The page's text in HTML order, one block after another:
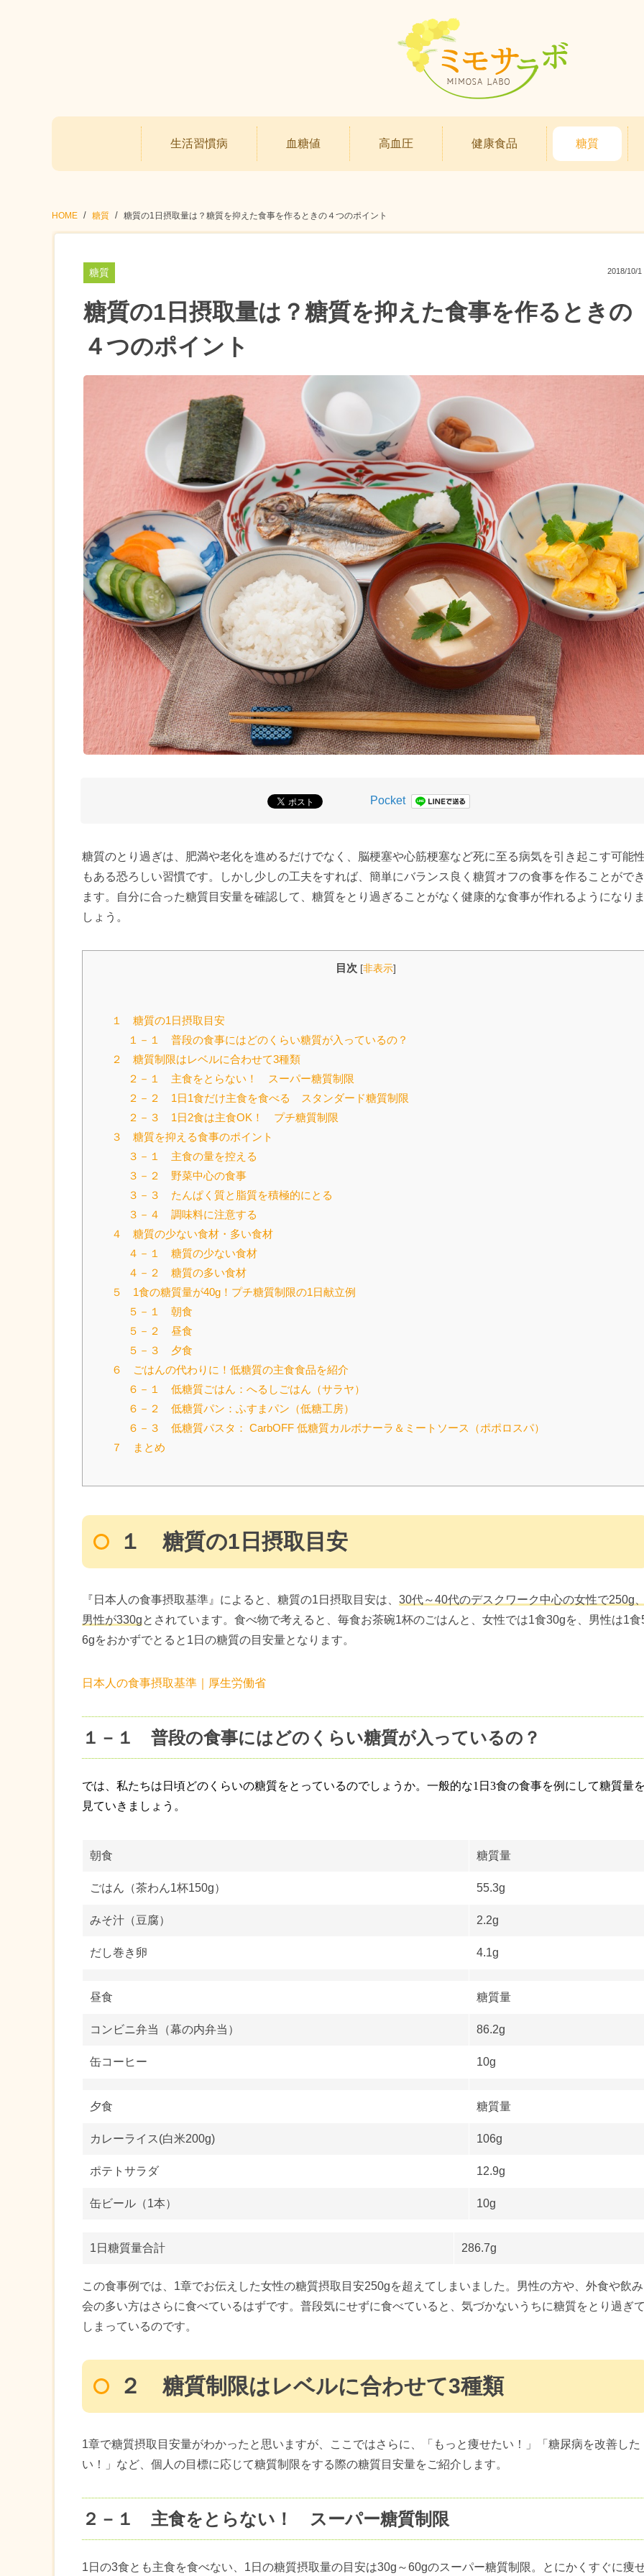
生活習慣病 血糖値 高血圧 健康食品 糖質
HOME 糖質 糖質の1日摂取量は？糖質を抑えた食事を作るときの４つのポイント
糖質 2018/10/1
糖質の1日摂取量は？糖質を抑えた食事を作るときの
４つのポイント
Pocket
糖質のとり過ぎは、肥満や老化を進めるだけでなく、脳梗塞や心筋梗塞など死に至る病気を引き起こす可能
もある恐ろしい習慣です。しかし少しの工夫をすれば、簡単にバランス良く糖質オフの食事を作ることがで
ます。自分に合った糖質目安量を確認して、糖質をとり過ぎることがなく健康的な食事が作れるようになり
しょう。
目次 [非表示]
１ 糖質の1日摂取目安
１－１ 普段の食事にはどのくらい糖質が入っているの？
２ 糖質制限はレベルに合わせて3種類
２－１ 主食をとらない！ スーパー糖質制限
２－２ 1日1食だけ主食を食べる スタンダード糖質制限
２－３ 1日2食は主食OK！ プチ糖質制限
３ 糖質を抑える食事のポイント
３－１ 主食の量を控える
３－２ 野菜中心の食事
３－３ たんぱく質と脂質を積極的にとる
３－４ 調味料に注意する
４ 糖質の少ない食材・多い食材
４－１ 糖質の少ない食材
４－２ 糖質の多い食材
５ 1食の糖質量が40g！プチ糖質制限の1日献立例
５－１ 朝食
５－２ 昼食
５－３ 夕食
６ ごはんの代わりに！低糖質の主食食品を紹介
６－１ 低糖質ごはん：へるしごはん（サラヤ）
６－２ 低糖質パン：ふすまパン（低糖工房）
６－３ 低糖質パスタ： CarbOFF 低糖質カルボナーラ＆ミートソース（ポポロスパ）
７ まとめ
１ 糖質の1日摂取目安
『日本人の食事摂取基準』によると、糖質の1日摂取目安は、 30代～40代のデスクワーク中心の女性で250g
男性が330gとされています。食べ物で考えると、毎食お茶碗1杯のごはんと、女性では1食30gを、男性は1食
6gをおかずでとると1日の糖質の目安量となります。
日本人の食事摂取基準｜厚生労働省
１－１ 普段の食事にはどのくらい糖質が入っているの？
では、私たちは日頃どのくらいの糖質をとっているのでしょうか。一般的な1 日 3食の食事を例にして糖質量
見ていきましょう。
朝食 糖質量
ごはん（茶わん1杯150g） 55.3g
みそ汁（豆腐） 2.2g
だし巻き卵 4.1g
昼食 糖質量
コンビニ弁当（幕の内弁当） 86.2g
缶コーヒー 10g
夕食 糖質量
カレーライス(白米200g) 106g
ポテトサラダ 12.9g
缶ビール（1本） 10g
1日糖質量合計 286.7g
この食事例では、1章でお伝えした女性の糖質摂取目安250gを超えてしまいました。男性の方や、外食や飲み
会の多い方はさらに食べているはずです。普段気にせずに食べていると、気づかないうちに糖質をとり過ぎ
しまっているのです。
２ 糖質制限はレベルに合わせて3種類
1章で糖質摂取目安量がわかったと思いますが、ここではさらに、「もっと痩せたい！」「糖尿病を改善した
い！」など、個人の目標に応じて糖質制限をする際の糖質目安量をご紹介します。
２－１ 主食をとらない！ スーパー糖質制限
1日の3食とも主食を食べない、1日の糖質摂取量の目安は30g～60gのスーパー糖質制限。とにかくすぐに痩